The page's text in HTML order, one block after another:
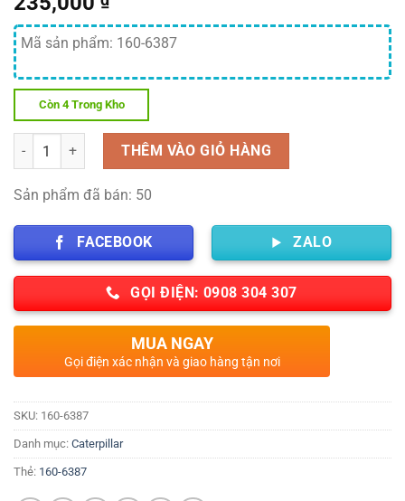
Mã sản phẩm: 160-6387
Còn 4 Trong Kho
Số lượng THÊM VÀO GIỎ HÀNG
Sản phẩm đã bán: 50
FACEBOOK ZALO
GỌI ĐIỆN: 0908 304 307
MUA NGAY
Gọi điện xác nhận và giao hàng tận nơi
SKU: 160-6387
Danh mục: Caterpillar
Thẻ: 160-6387